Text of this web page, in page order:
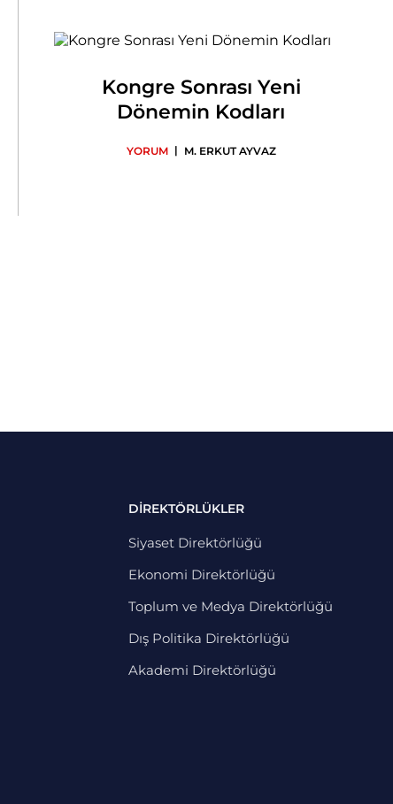
Kongre Sonrası Yeni
Dönemin Kodları
YORUM | M. ERKUT AYVAZ
DİREKTÖRLÜKLER
Siyaset Direktörlüğü
Ekonomi Direktörlüğü
Toplum ve Medya Direktörlüğü
Dış Politika Direktörlüğü
Akademi Direktörlüğü